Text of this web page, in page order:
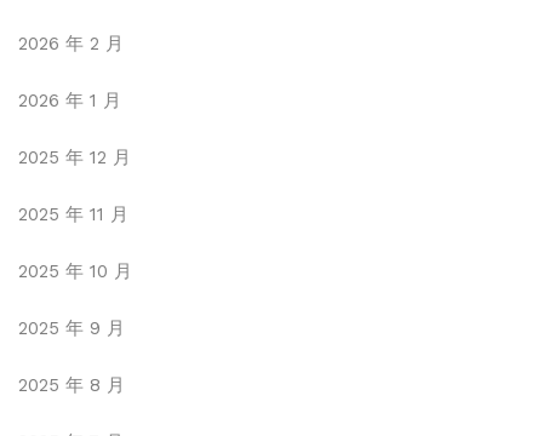
2026 年 2 月
2026 年 1 月
2025 年 12 月
2025 年 11 月
2025 年 10 月
2025 年 9 月
2025 年 8 月